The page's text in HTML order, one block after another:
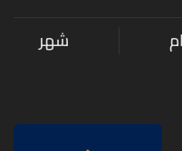
شهر